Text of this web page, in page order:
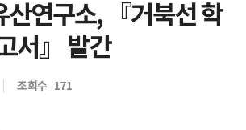
보도자료
채용공고
해풍지
산연구소, 『거북선 학
서』 발간
조회수 171